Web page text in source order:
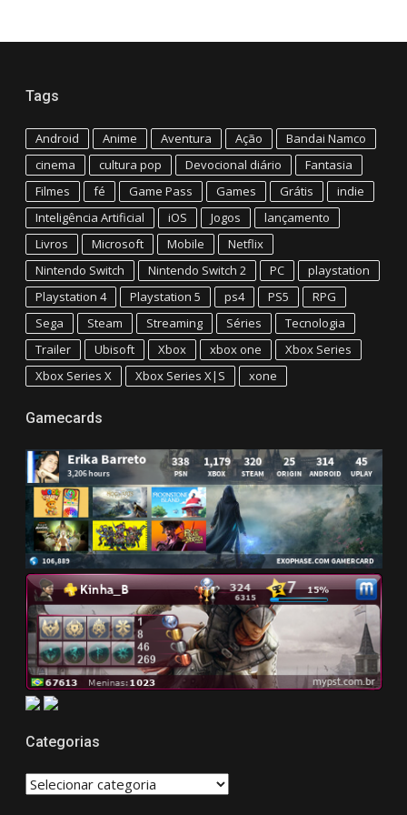
Tags
Android Anime Aventura Ação
Bandai Namco
cinema
cultura pop Devocional diário
Fantasia
Filmes
fé Game Pass Games Grátis
indie
Inteligência Artificial
iOS Jogos
lançamento
Livros
Microsoft Mobile
Netflix
Nintendo Switch
Nintendo Switch 2 PC
playstation
Playstation 4
Playstation 5 ps4 PS5
RPG
Sega
Steam Streaming Séries
Tecnologia
Trailer
Ubisoft Xbox xbox one
Xbox Series
Xbox Series X
Xbox Series X|S xone
Gamecards
Categorias
CATEGORIAS